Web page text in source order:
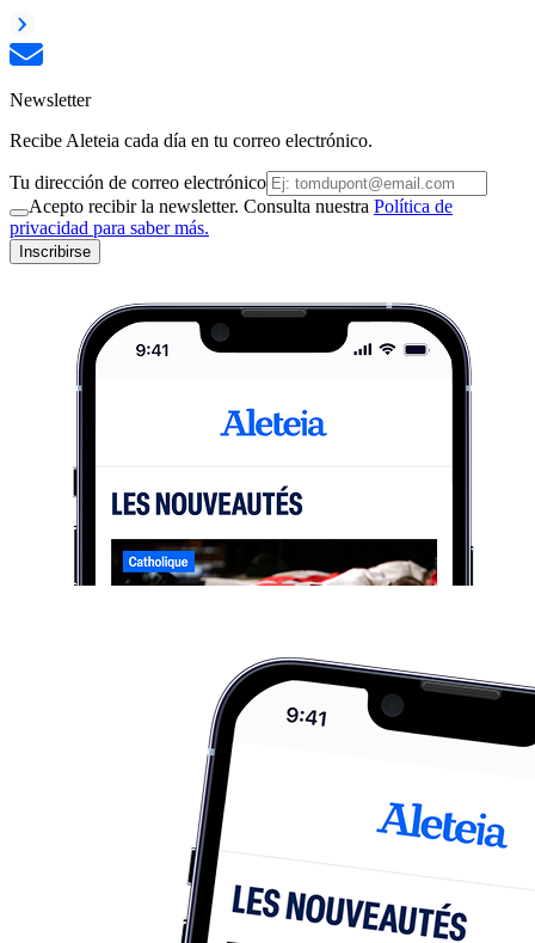
Newsletter
Recibe Aleteia cada día en tu correo electrónico.
Tu dirección de correo electrónico
Acepto recibir la newsletter. Consulta nuestra Política de
privacidad para saber más.
Inscribirse